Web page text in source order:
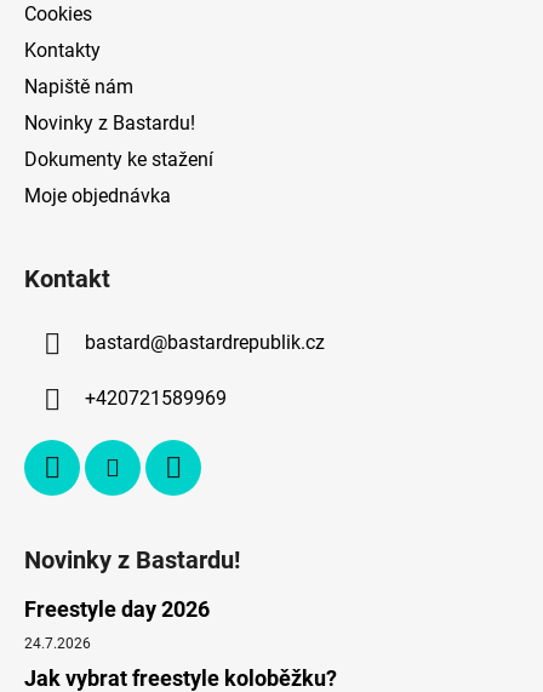
Cookies
Kontakty
Napiště nám
Novinky z Bastardu!
Dokumenty ke stažení
Moje objednávka
Kontakt
bastard@bastardrepublik.cz
+420721589969
Novinky z Bastardu!
Freestyle day 2026
24.7.2026
Jak vybrat freestyle koloběžku?